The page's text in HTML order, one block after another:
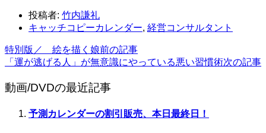
投稿者: 竹内謙礼
キャッチコピーカレンダー, 経営コンサルタント
特別版／ 絵を描く娘前の記事
「運が逃げる人」が無意識にやっている悪い習慣術次の記事
動画/DVDの最近記事
予測カレンダーの割引販売、本日最終日！